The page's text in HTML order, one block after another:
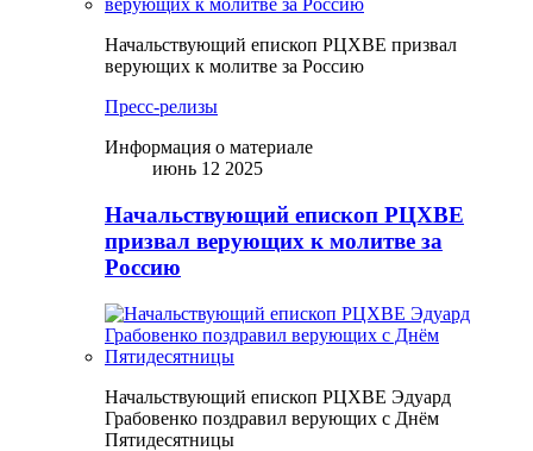
Начальствующий епископ РЦХВЕ призвал
верующих к молитве за Россию
Пресс-релизы
Информация о материале
июнь 12 2025
Начальствующий епископ РЦХВЕ
призвал верующих к молитве за
Россию
Начальствующий епископ РЦХВЕ Эдуард
Грабовенко поздравил верующих с Днём
Пятидесятницы